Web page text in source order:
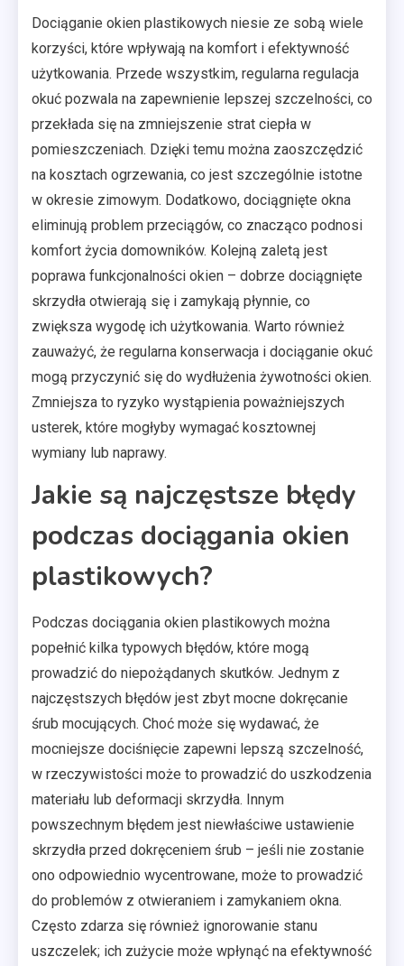
Dociąganie okien plastikowych niesie ze sobą wiele
korzyści, które wpływają na komfort i efektywność
użytkowania. Przede wszystkim, regularna regulacja
okuć pozwala na zapewnienie lepszej szczelności, co
przekłada się na zmniejszenie strat ciepła w
pomieszczeniach. Dzięki temu można zaoszczędzić
na kosztach ogrzewania, co jest szczególnie istotne
w okresie zimowym. Dodatkowo, dociągnięte okna
eliminują problem przeciągów, co znacząco podnosi
komfort życia domowników. Kolejną zaletą jest
poprawa funkcjonalności okien – dobrze dociągnięte
skrzydła otwierają się i zamykają płynnie, co
zwiększa wygodę ich użytkowania. Warto również
zauważyć, że regularna konserwacja i dociąganie okuć
mogą przyczynić się do wydłużenia żywotności okien.
Zmniejsza to ryzyko wystąpienia poważniejszych
usterek, które mogłyby wymagać kosztownej
wymiany lub naprawy.
Jakie są najczęstsze błędy
podczas dociągania okien
plastikowych?
Podczas dociągania okien plastikowych można
popełnić kilka typowych błędów, które mogą
prowadzić do niepożądanych skutków. Jednym z
najczęstszych błędów jest zbyt mocne dokręcanie
śrub mocujących. Choć może się wydawać, że
mocniejsze dociśnięcie zapewni lepszą szczelność,
w rzeczywistości może to prowadzić do uszkodzenia
materiału lub deformacji skrzydła. Innym
powszechnym błędem jest niewłaściwe ustawienie
skrzydła przed dokręceniem śrub – jeśli nie zostanie
ono odpowiednio wycentrowane, może to prowadzić
do problemów z otwieraniem i zamykaniem okna.
Często zdarza się również ignorowanie stanu
uszczelek; ich zużycie może wpłynąć na efektywność